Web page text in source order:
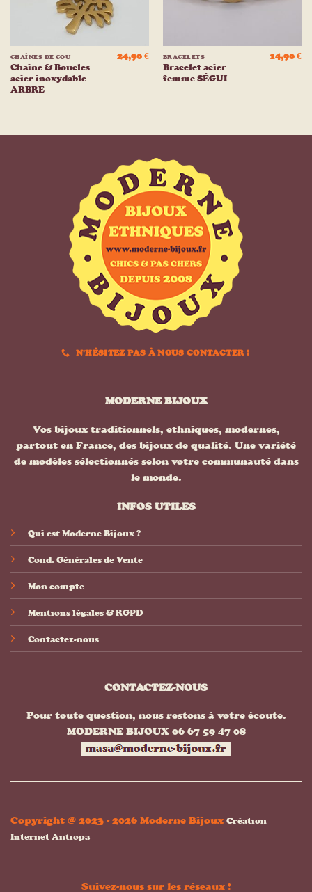
CHAÎNES DE COU
Chaine & Boucles
acier inoxydable
ARBRE
24,90€ BRACELETS
Bracelet acier
femme SÉGUI
14,90€
N'HÉSITEZ PAS À NOUS CONTACTER !
MODERNE BIJOUX
Vos bijoux traditionnels, ethniques, modernes,
partout en France, des bijoux de qualité. Une variété
de modèles sélectionnés selon votre communauté dans
le monde.
INFOS UTILES
Qui est Moderne Bijoux ?
Cond. Générales de Vente
Mon compte
Mentions légales & RGPD
Contactez-nous
CONTACTEZ-NOUS
Pour toute question, nous restons à votre écoute.
MODERNE BIJOUX 06 67 59 47 08
Copyright @ 2023 - 2026 Moderne Bijoux Création
Internet Antiopa
Suivez-nous sur les réseaux !